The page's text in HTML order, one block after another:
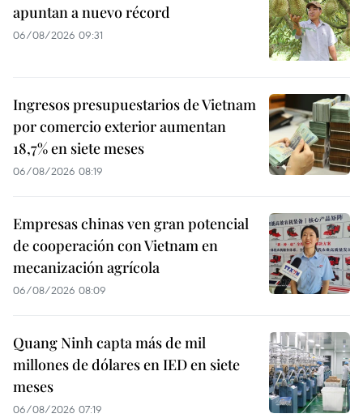
apuntan a nuevo récord
06/08/2026 09:31
Ingresos presupuestarios de Vietnam
por comercio exterior aumentan
18,7% en siete meses
06/08/2026 08:19
Empresas chinas ven gran potencial
de cooperación con Vietnam en
mecanización agrícola
06/08/2026 08:09
Quang Ninh capta más de mil
millones de dólares en IED en siete
meses
06/08/2026 07:19